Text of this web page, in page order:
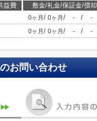
益費 敷金/礼金/保証金/償却
0ヶ月 / 0ヶ月 / - / -
0ヶ月 / 0ヶ月 / - / -
お問い合わせ